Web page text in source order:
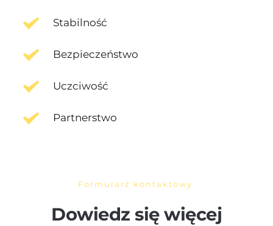
Stabilność
Bezpieczeństwo
Uczciwość
Partnerstwo
Formularz kontaktowy
Dowiedz się więcej